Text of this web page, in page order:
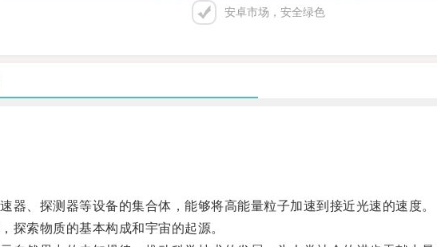
安卓市场，安全绿色
、探测器等设备的集合体，能够将高能量粒子加速到接近光速的速度。
索物质的基本构成和宇宙的起源。